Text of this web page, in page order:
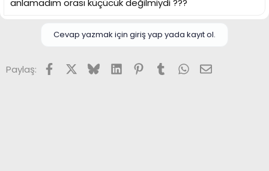
anlamadım orası küçücük değilmiydi ???
Cevap yazmak için giriş yap yada kayıt ol.
Paylaş: FacebookX (Twitter)
BlueskyLinkedInPinterest
TumblrWhatsApp
E-posta